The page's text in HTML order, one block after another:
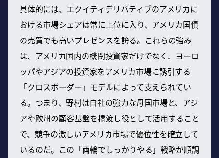
具体的には、エクイティデリバティブのアメリカに
おける市場シェアは常に上位に入り、アメリカ国債
の売買でも高いプレゼンスを誇る。これらの強み
は、アメリカ国内の機関投資家だけでなく、ヨーロ
ッパやアジアの投資家をアメリカ市場に誘引する
「クロスボーダー」モデルによって支えられてい
る。つまり、野村は自社の強力な母国市場と、アジ
アや欧州の顧客基盤を橋渡し役として活用すること
で、競争の激しいアメリカ市場で優位性を確立して
いるのだ。この「両輪でしっかりやる」戦略が順調